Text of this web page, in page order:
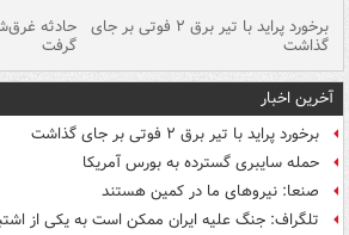
برخورد پراید با تیر برق ۲ فوتی بر جای
گذاشت گرفت
آخرین اخبار
برخورد پراید با تیر برق ۲ فوتی بر جای گذاشت
حمله سایبری گسترده به بورس آمریکا
صنعا: نیروهای ما در کمین‌ هستند
تلگراف: جنگ علیه ایران ممکن است به یکی از